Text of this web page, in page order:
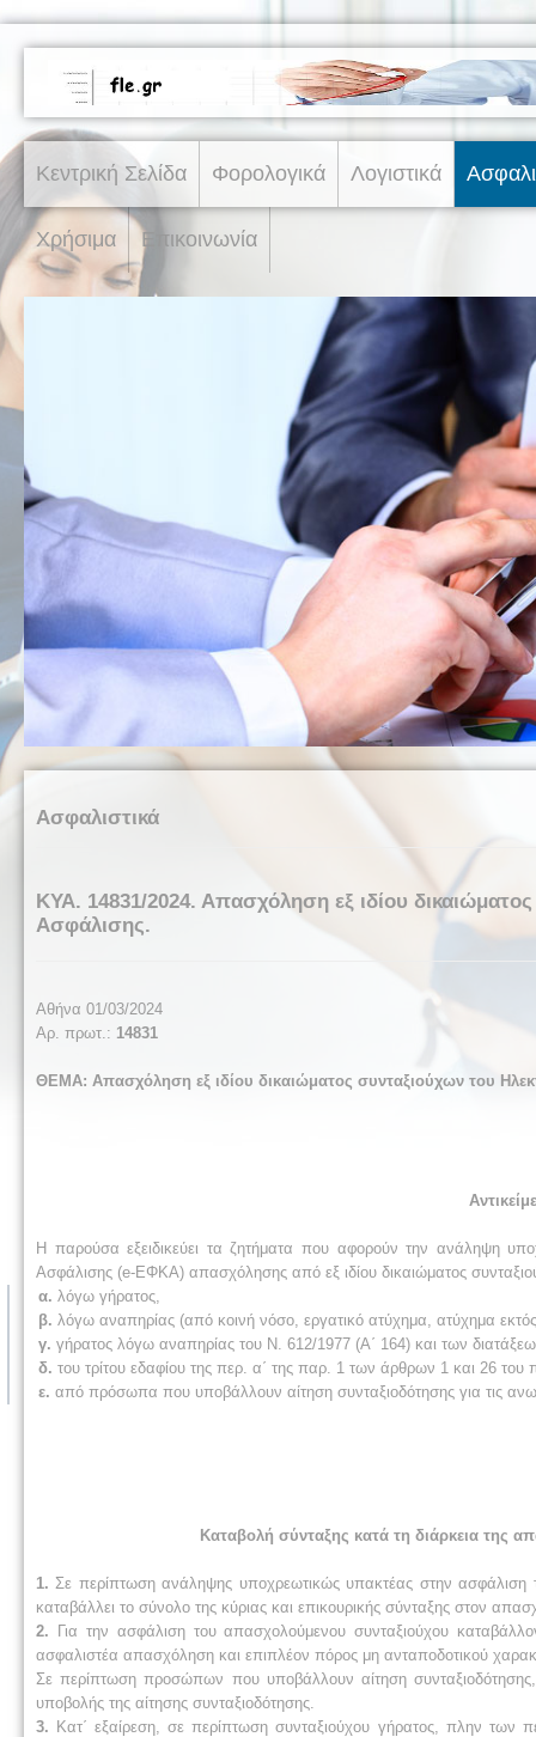
Κεντρική Σελίδα Φορολογικά Λογιστικά
Χρήσιμα Επικοινωνία
Ασφαλιστικά
ΚΥΑ. 14831/2024. Απασχόληση εξ ιδίου
Ασφάλισης.
Αθήνα 01/03/2024
Αρ. πρωτ.: 14831
ΘΕΜΑ: Απασχόληση εξ ιδίου δικαιώματος συνταξιούχων του
Η παρούσα εξειδικεύει τα ζητήματα που αφορούν την ανάληψη
Ασφάλισης (e-ΕΦΚΑ) απασχόλησης από εξ ιδίου δικαιώματος
α. λόγω γήρατος,
β. λόγω αναπηρίας (από κοινή νόσο, εργατικό ατύχημα, ατύχημα
γ. γήρατος λόγω αναπηρίας του Ν. 612/1977 (Α΄ 164) και των
δ. του τρίτου εδαφίου της περ. α΄ της παρ. 1 των άρθρων 1 και 26 του
ε. από πρόσωπα που υποβάλλουν αίτηση συνταξιοδότησης για τις
Καταβολή σύνταξης κατά τη διάρκεια
1. Σε περίπτωση ανάληψης υποχρεωτικώς υπακτέας στην
καταβάλλει το σύνολο της κύριας και επικουρικής σύνταξης στον
2. Για την ασφάλιση του απασχολούμενου συνταξιούχου
ασφαλιστέα απασχόληση και επιπλέον πόρος μη ανταποδοτικού
Σε περίπτωση προσώπων που υποβάλλουν αίτηση
υποβολής της αίτησης συνταξιοδότησης.
3. Κατ΄ εξαίρεση, σε περίπτωση συνταξιούχου γήρατος, πλην